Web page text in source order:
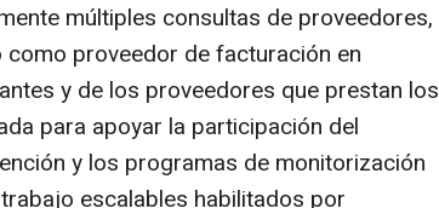
múltiples consultas de proveedores,
como proveedor de facturación en
y de los proveedores que prestan los
para apoyar la participación del
y los programas de monitorización
escalables habilitados por